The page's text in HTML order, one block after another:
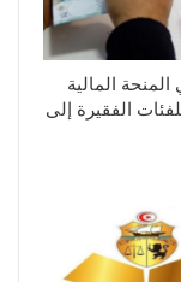
المنحة المالية
الفقيرة إلى